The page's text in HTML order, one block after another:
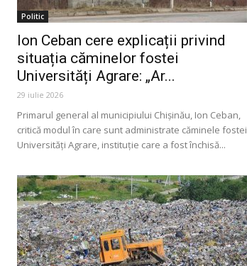
Politic
Ion Ceban cere explicații privind
situația căminelor fostei
Universități Agrare: „Ar...
29 iulie 2026
Primarul general al municipiului Chișinău, Ion Ceban,
critică modul în care sunt administrate căminele fostei
Universități Agrare, instituție care a fost închisă...